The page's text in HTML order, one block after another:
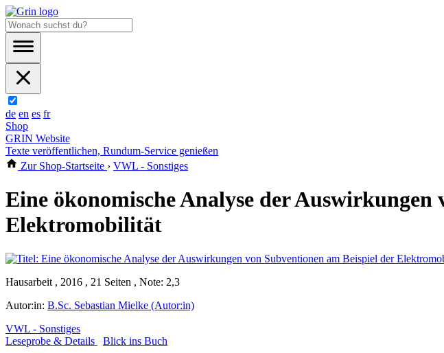
de en es fr
Shop
GRIN Website
Texte veröffentlichen, Rundum-Service genießen
Zur Shop-Startseite › VWL - Sonstiges
Eine ökonomische Analyse der
Elektromobilität
Hausarbeit , 2016 , 21 Seiten , Note: 2,3
Autor:in: B.Sc. Sebastian Mielke (Autor:in)
VWL - Sonstiges
Leseprobe & Details
Blick ins Buch